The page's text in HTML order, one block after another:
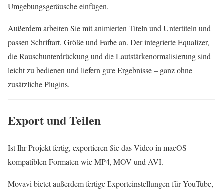
Umgebungsgeräusche einfügen.
Außerdem arbeiten Sie mit animierten Titeln und Untertiteln und
passen Schriftart, Größe und Farbe an. Der integrierte Equalizer,
die Rauschunterdrückung und die Lautstärkenormalisierung sind
leicht zu bedienen und liefern gute Ergebnisse – ganz ohne
zusätzliche Plugins.
Export und Teilen
Ist Ihr Projekt fertig, exportieren Sie das Video in macOS-
kompatiblen Formaten wie MP4, MOV und AVI.
Movavi bietet außerdem fertige Exporteinstellungen für YouTube,